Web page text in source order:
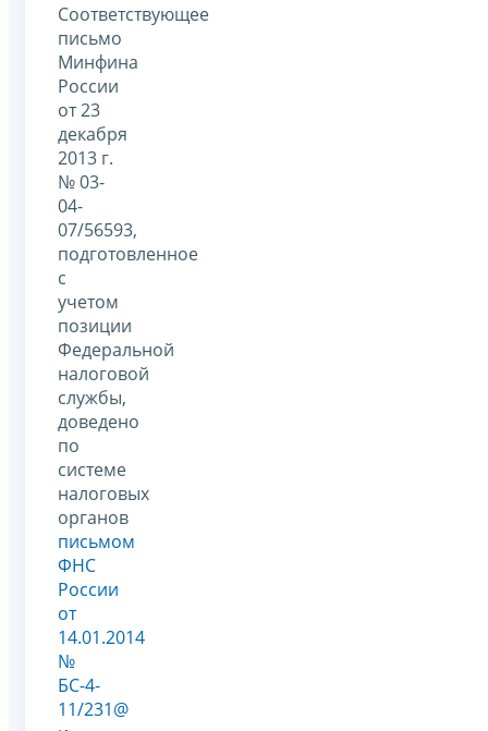
Соответствующее
письмо
Минфина
России
от 23
декабря
2013 г.
№ 03-
04-
07/56593,
подготовленное
с
учетом
позиции
Федеральной
налоговой
службы,
доведено
по
системе
налоговых
органов
письмом
ФНС
России
от
14.01.2014
№
БС-4-
11/231@